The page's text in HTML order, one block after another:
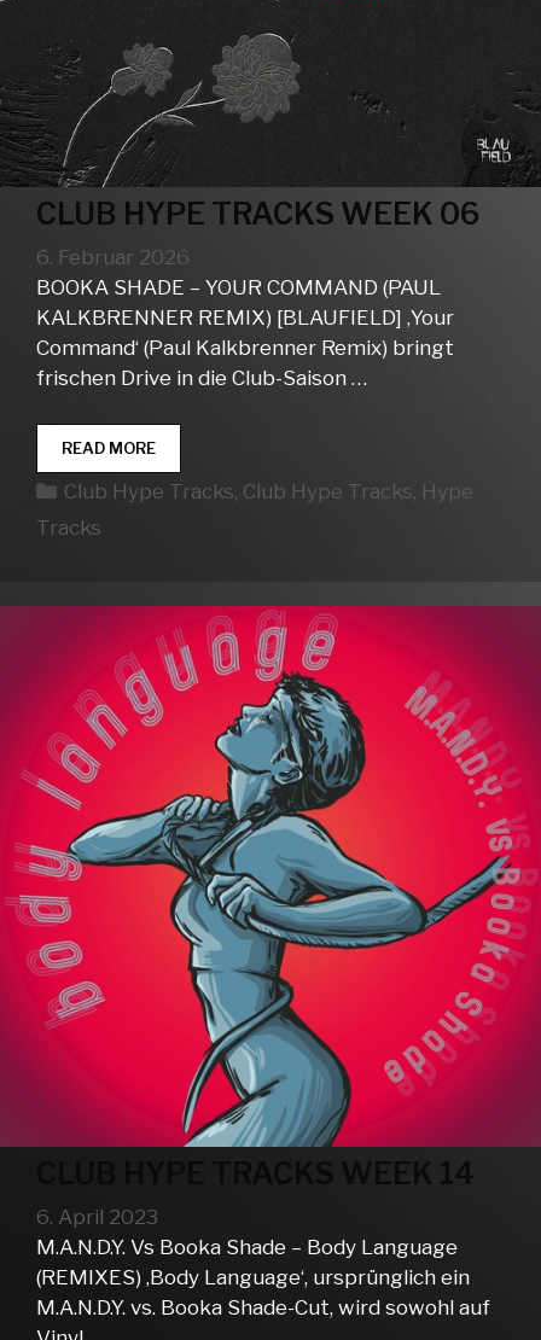
CLUB HYPE TRACKS WEEK 06
6. Februar 2026
BOOKA SHADE – YOUR COMMAND (PAUL
KALKBRENNER REMIX) [BLAUFIELD] ‚Your
Command‘ (Paul Kalkbrenner Remix) bringt
frischen Drive in die Club-Saison …
READ MORECLUB
HYPE
TRACKS
Kategorien
Club Hype Tracks, Club Hype Tracks, Hype
Tracks
CLUB HYPE TRACKS WEEK 14
6. April 2023
M.A.N.D.Y. Vs Booka Shade – Body Language
(REMIXES) ‚Body Language‘, ursprünglich ein
M.A.N.D.Y. vs. Booka Shade-Cut, wird sowohl auf